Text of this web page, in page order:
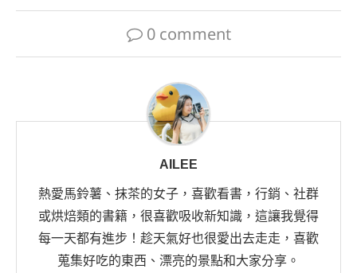
0 comment
AILEE
熱愛馬鈴薯、抹茶的女子，喜歡看書，行銷、社群
或烘焙類的書籍，很喜歡吸收新知識，這讓我覺得
每一天都有進步！趁天氣好也很愛出去走走，喜歡
蒐集好吃的東西、漂亮的景點和大家分享。